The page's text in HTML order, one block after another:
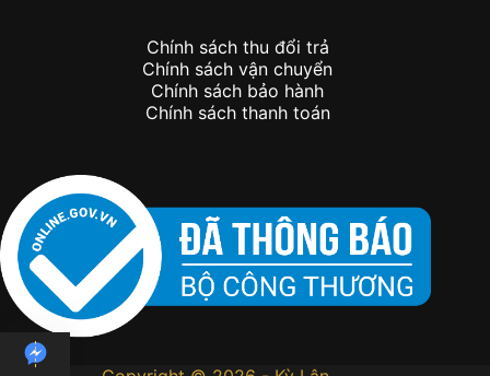
Chính sách thu đổi trả
Chính sách vận chuyển
Chính sách bảo hành
Chính sách thanh toán